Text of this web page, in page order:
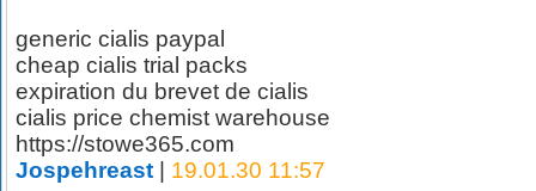
generic cialis paypal
cheap cialis trial packs
expiration du brevet de cialis
cialis price chemist warehouse
https://stowe365.com
Jospehreast
19.01.30 11:57